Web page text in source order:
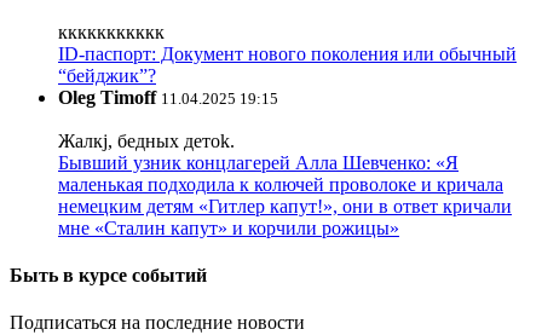
ккккккккккк
ID-паспорт: Документ нового поколения или обычный
“бейджик”?
Oleg Timoff 11.04.2025 19:15
Жалкj, бедных детok.
Бывший узник концлагерей Алла Шевченко: «Я
маленькая подходила к колючей проволоке и кричала
немецким детям «Гитлер капут!», они в ответ кричали
мне «Сталин капут» и корчили рожицы»
Быть в курсе событий
Подписаться на последние новости